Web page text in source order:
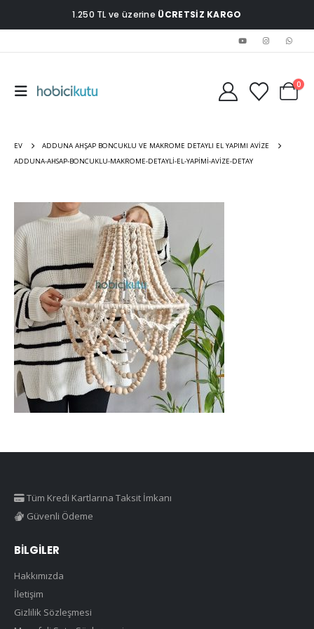
1.250 TL ve üzerine ÜCRETSİZ KARGO
0
EV
ADDUNA AHŞAP BONCUKLU VE MAKROME DETAYLI EL YAPIMI AVIZE
ADDUNA-AHSAP-BONCUKLU-MAKROME-DETAYLI-EL-YAPIMI-AVIZE-DETAY
Tüm Kredi Kartlarına Taksit İmkanı
Güvenli Ödeme
BILGILER
Hakkımızda
İletişim
Gizlilik Sözleşmesi